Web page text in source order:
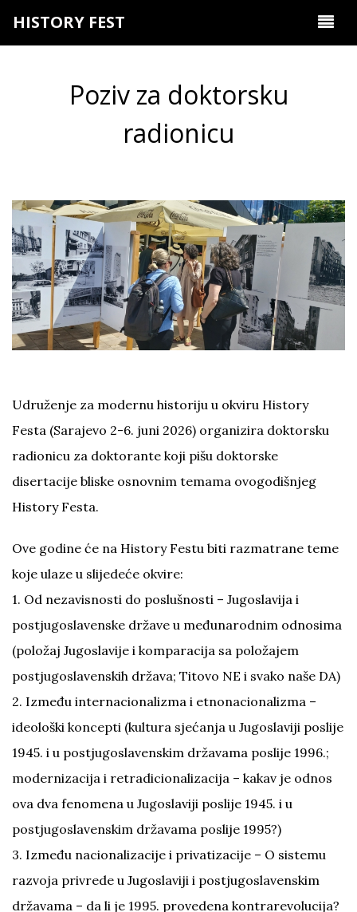
HISTORY FEST
Poziv za doktorsku
radionicu
Udruženje za modernu historiju u okviru History
Festa (Sarajevo 2-6. juni 2026) organizira doktorsku
radionicu za doktorante koji pišu doktorske
disertacije bliske osnovnim temama ovogodišnjeg
History Festa.
Ove godine će na History Festu biti razmatrane teme
koje ulaze u slijedeće okvire:
1. Od nezavisnosti do poslušnosti – Jugoslavija i
postjugoslavenske države u međunarodnim odnosima
(položaj Jugoslavije i komparacija sa položajem
postjugoslavenskih država; Titovo NE i svako naše DA)
2. Između internacionalizma i etnonacionalizma –
ideološki koncepti (kultura sjećanja u Jugoslaviji poslije
1945. i u postjugoslavenskim državama poslije 1996.;
modernizacija i retradicionalizacija – kakav je odnos
ova dva fenomena u Jugoslaviji poslije 1945. i u
postjugoslavenskim državama poslije 1995?)
3. Između nacionalizacije i privatizacije – O sistemu
razvoja privrede u Jugoslaviji i postjugoslavenskim
državama – da li je 1995. provedena kontrarevolucija?